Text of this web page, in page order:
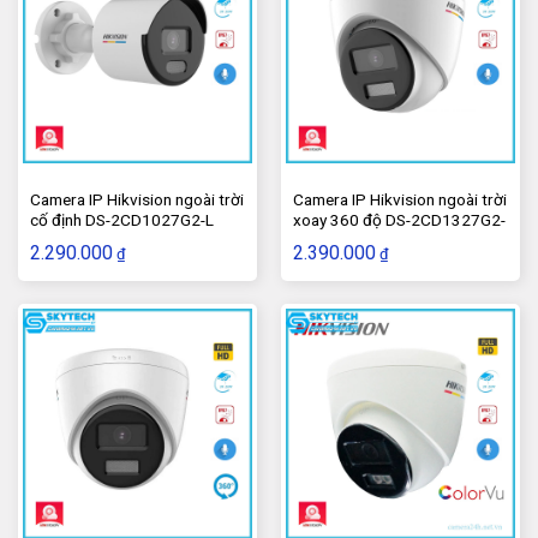
Ống kính: 2.8 mm/4 mm/6 mm fixed focal lens.
Tầm quan sát hồng ngoại: 30 mét.
Chức năng chống ngược sáng kỹ thuật số DWDR.
Chức năng giảm nhiễu số 3D DNR.
Hỗ trợ Dual stream.
Dễ dàng giám sát qua điện thoại di động, iPad,
iPhone…
Phần mềm giám sát và tên miền miễn phí…
Tiêu chuẩn chống thấm nước và bụi: IP67 (thích hợp
sử dụng trong nhà và ngoài trời).
Chức năng cấp nguồn qua mạng PoE (Power over
Ethernet).
Nguồn điện: 12V DC.
Camera IP Hikvision ngoài trời
cố định DS-2CD1027G2-L
2.290.000 ₫
Camera IP Hikvision ngoài trời
xoay 360 độ DS-2CD1327G2-
2.390.000 ₫